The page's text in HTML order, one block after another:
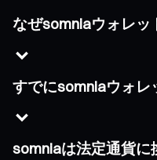
なぜsomniaウォレッ
すでにsomniaウォレ
somniaは法定通貨に